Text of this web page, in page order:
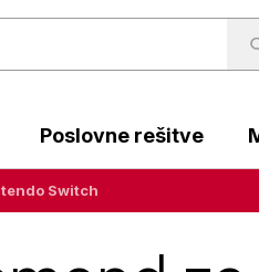
Poslovne rešitve
Switch